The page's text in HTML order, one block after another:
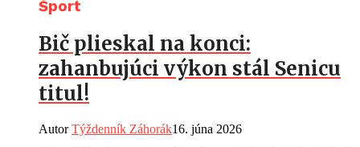
Šport
Bič plieskal na konci:
zahanbujúci výkon stál Senicu
titul!
AutorTýždenník Záhorák16. júna 2026